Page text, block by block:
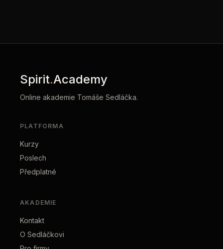
Spirit.Academy
Online akademie Tomáše Sedláčka.
PLATFORMA
Kurzy
Poslech
Předplatné
AKADEMIE
Kontakt
O Sedláčkovi